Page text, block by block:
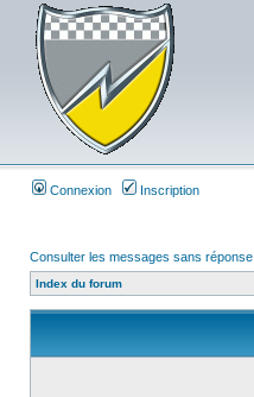
Connexion Inscription
Consulter les messages sans réponse
Index du forum